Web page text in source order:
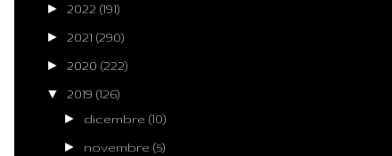
► 2022 (191)
► 2021 (290)
► 2020 (222)
▼ 2019 (126)
► dicembre(10)
► novembre(5)